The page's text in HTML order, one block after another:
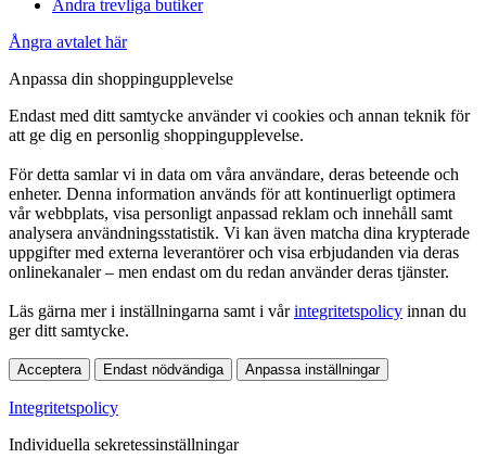
Andra trevliga butiker
Ångra avtalet här
Anpassa din shoppingupplevelse
Endast med ditt samtycke använder vi cookies och annan teknik för
att ge dig en personlig shoppingupplevelse.
För detta samlar vi in data om våra användare, deras beteende och
enheter. Denna information används för att kontinuerligt optimera
vår webbplats, visa personligt anpassad reklam och innehåll samt
analysera användningsstatistik. Vi kan även matcha dina krypterade
uppgifter med externa leverantörer och visa erbjudanden via deras
onlinekanaler – men endast om du redan använder deras tjänster.
Läs gärna mer i inställningarna samt i vårintegritetspolicy innan du
ger ditt samtycke.
Acceptera Endast nödvändiga Anpassa inställningar
Integritetspolicy
Individuella sekretessinställningar